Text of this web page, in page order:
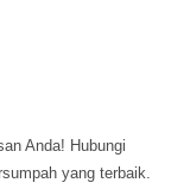
Anda! Hubungi
yang terbaik.